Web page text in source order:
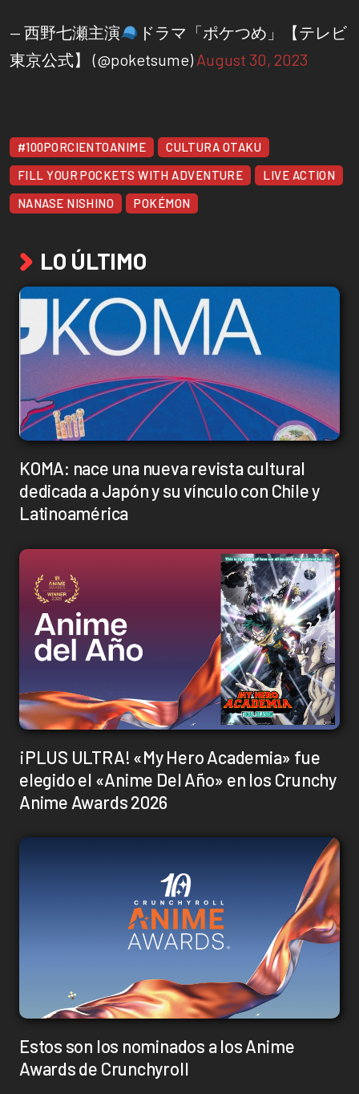
— 西野七瀬主演
ドラマ「ポケつめ」【テレビ
東京公式】 (@poketsume) August 30, 2023
#100PORCIENTOANIME
CULTURA OTAKU
FILL YOUR POCKETS WITH ADVENTURE
LIVE ACTION
NANASE NISHINO
POKÉMON
LO ÚLTIMO
KOMA: nace una nueva revista cultural
dedicada a Japón y su vínculo con Chile y
Latinoamérica
¡PLUS ULTRA! «My Hero Academia» fue
elegido el «Anime Del Año» en los Crunchy
Anime Awards 2026
Estos son los nominados a los Anime
Awards de Crunchyroll